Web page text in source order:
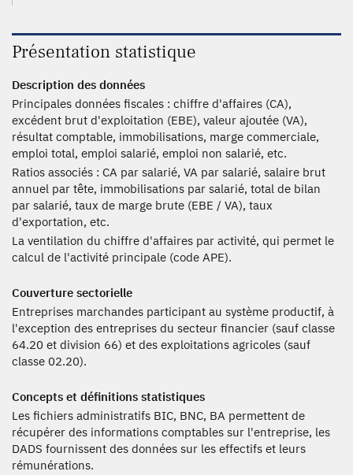
Présentation statistique
Description des données
Principales données fiscales : chiffre d'affaires (CA),
excédent brut d'exploitation (EBE), valeur ajoutée (VA),
résultat comptable, immobilisations, marge commerciale,
emploi total, emploi salarié, emploi non salarié, etc.
Ratios associés : CA par salarié, VA par salarié, salaire brut
annuel par tête, immobilisations par salarié, total de bilan
par salarié, taux de marge brute (EBE / VA), taux
d'exportation, etc.
La ventilation du chiffre d'affaires par activité, qui permet le
calcul de l'activité principale (code APE).
Couverture sectorielle
Entreprises marchandes participant au système productif, à
l'exception des entreprises du secteur financier (sauf classe
64.20 et division 66) et des exploitations agricoles (sauf
classe 02.20).
Concepts et définitions statistiques
Les fichiers administratifs BIC, BNC, BA permettent de
récupérer des informations comptables sur l'entreprise, les
DADS fournissent des données sur les effectifs et leurs
rémunérations.